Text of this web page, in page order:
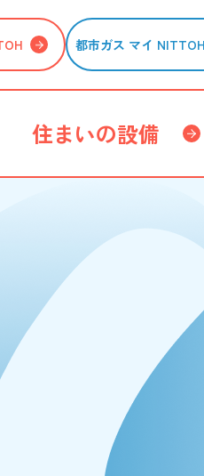
都市ガス マイ NITTOH
住まいの設備